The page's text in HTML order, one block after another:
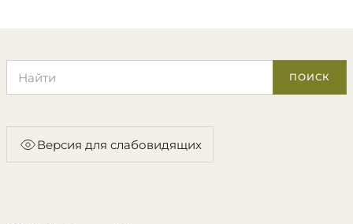
ПОИСК
Версия для слабовидящих